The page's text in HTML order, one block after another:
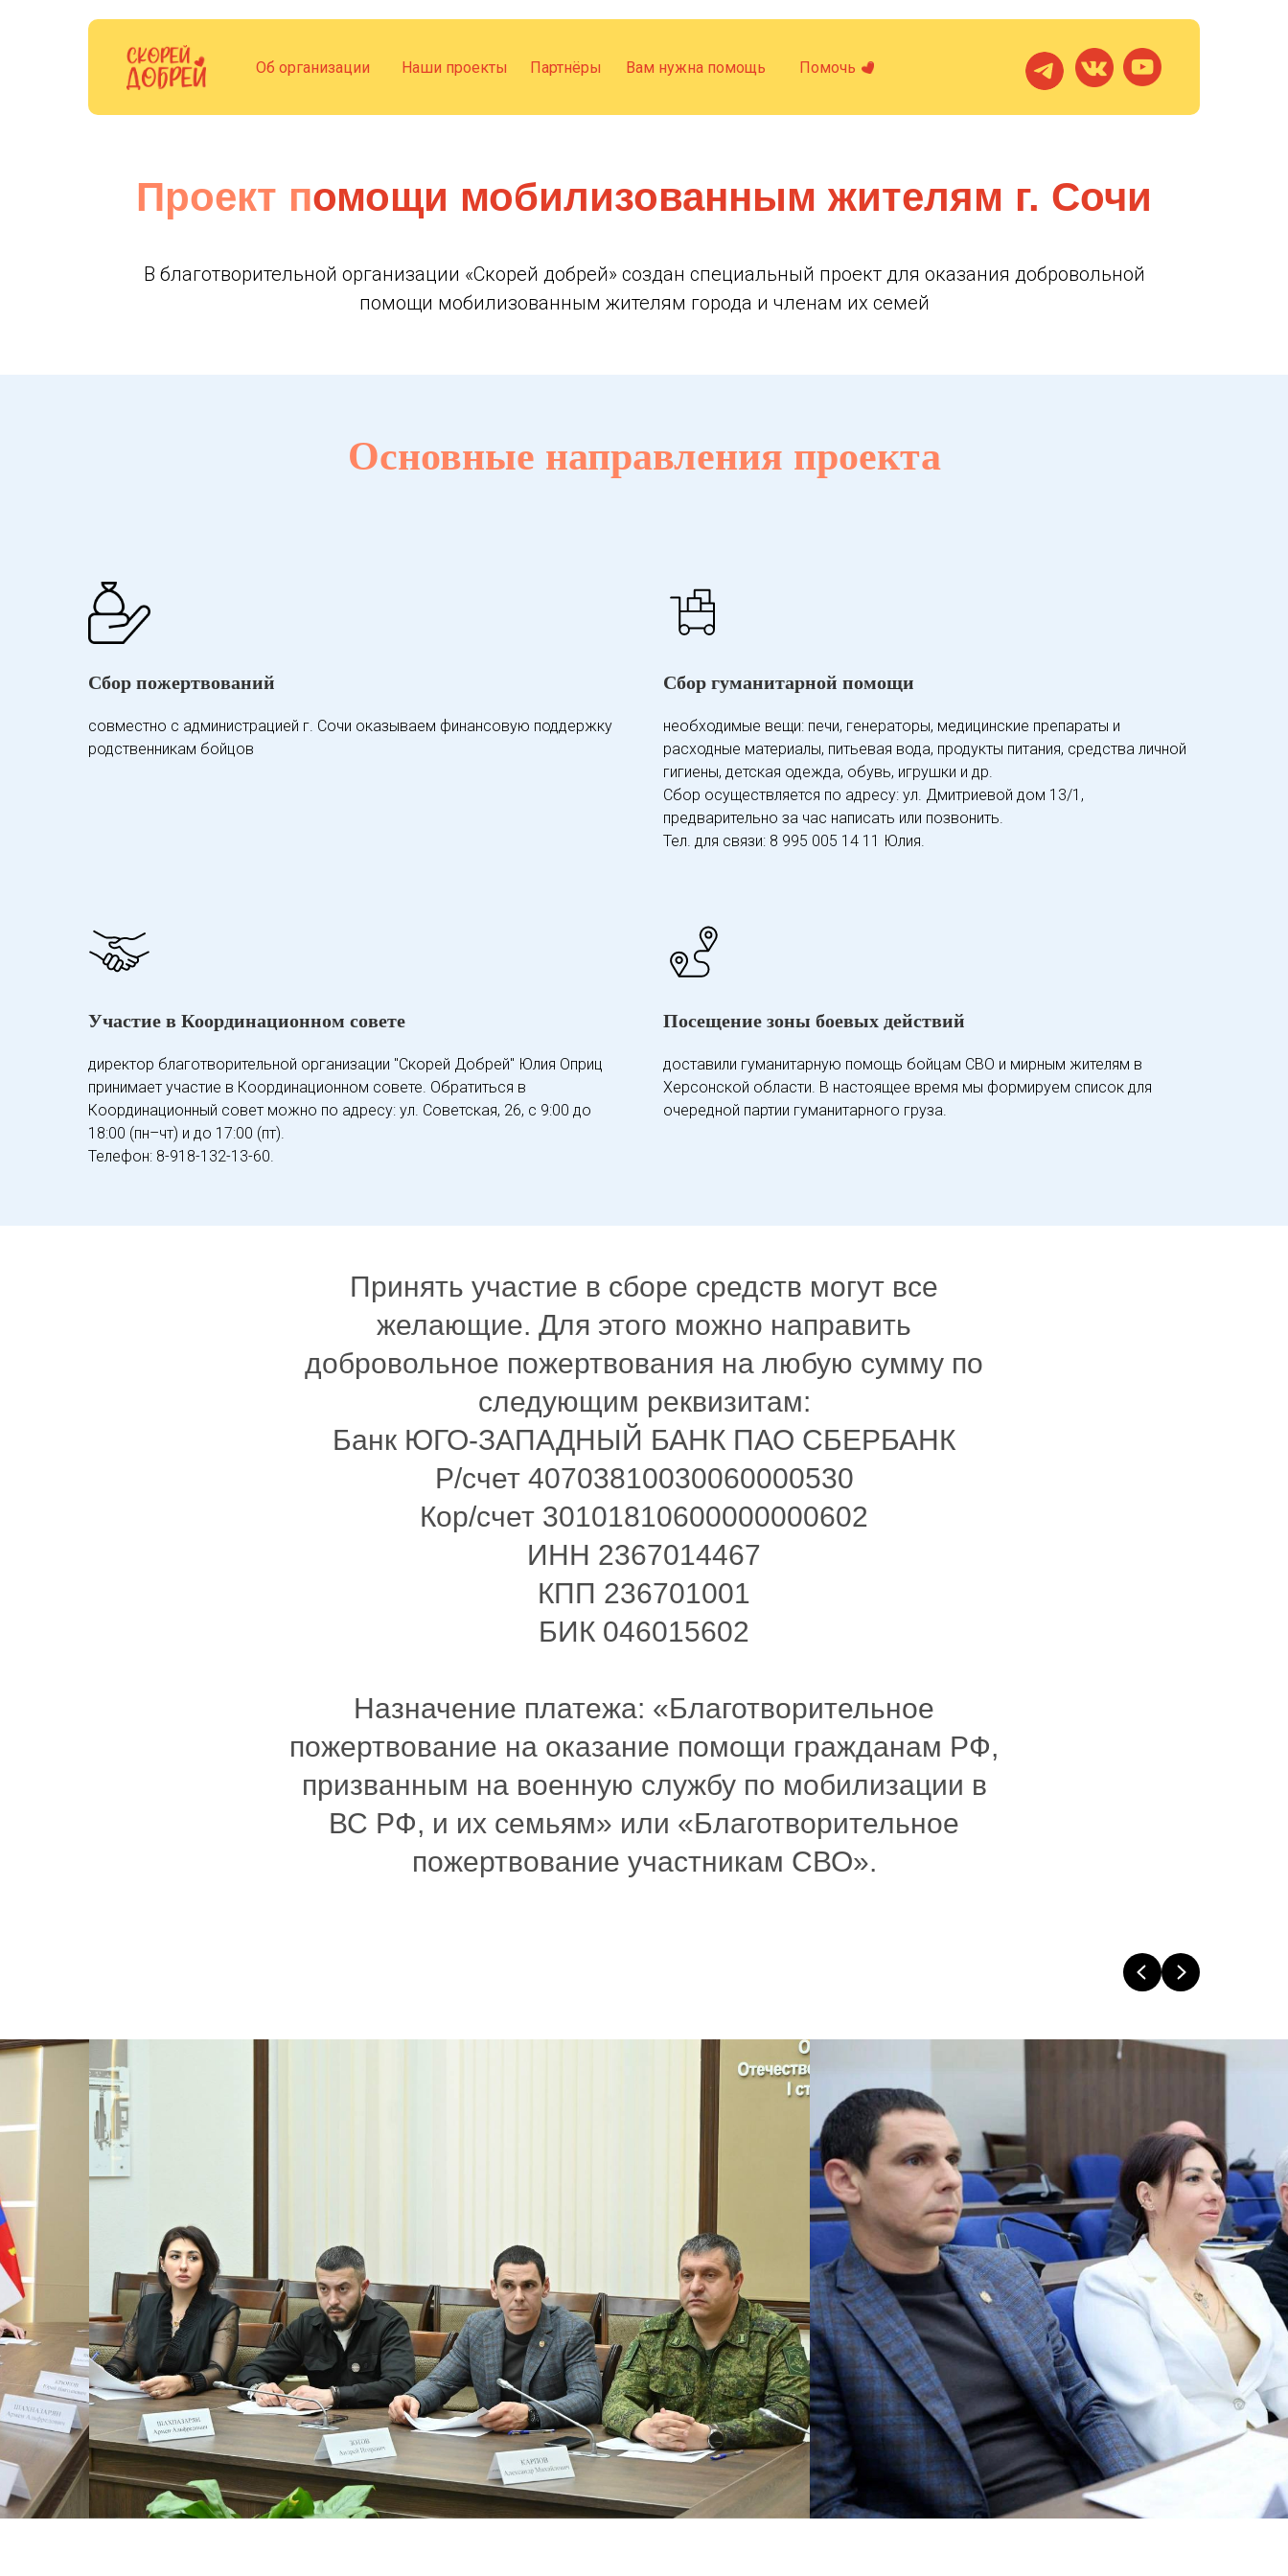
Об организации Наши проекты Партнёры Вам нужна помощь Помочь
Проект помощи мобилизованным жителям г. Сочи
В благотворительной организации «Скорей добрей» создан специальный проект для оказания добровольной
помощи мобилизованным жителям города и членам их семей
Основные направления проекта
Сбор пожертвований
совместно с администрацией г. Сочи оказываем финансовую поддержку
родственникам бойцов
Сбор гуманитарной помощи
необходимые вещи: печи, генераторы, медицинские препараты и
расходные материалы, питьевая вода, продукты питания, средства личной
гигиены, детская одежда, обувь, игрушки и др.
Сбор осуществляется по адресу: ул. Дмитриевой дом 13/1,
предварительно за час написать или позвонить.
Тел. для связи: 8 995 005 14 11 Юлия.
Участие в Координационном совете
директор благотворительной организации "Скорей Добрей" Юлия Оприц
принимает участие в Координационном совете. Обратиться в
Координационный совет можно по адресу: ул. Советская, 26, с 9:00 до
18:00 (пн–чт) и до 17:00 (пт).
Телефон: 8-918-132-13-60.
Посещение зоны боевых действий
доставили гуманитарную помощь бойцам СВО и мирным жителям в
Херсонской области. В настоящее время мы формируем список для
очередной партии гуманитарного груза.
Принять участие в сборе средств могут все
желающие. Для этого можно направить
добровольное пожертвования на любую сумму по
следующим реквизитам:
Банк ЮГО-ЗАПАДНЫЙ БАНК ПАО СБЕРБАНК
Р/счет 40703810030060000530
Кор/счет 30101810600000000602
ИНН 2367014467
КПП 236701001
БИК 046015602
Назначение платежа: «Благотворительное
пожертвование на оказание помощи гражданам РФ,
призванным на военную службу по мобилизации в
ВС РФ, и их семьям» или «Благотворительное
пожертвование участникам СВО».